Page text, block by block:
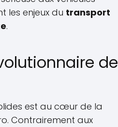
les enjeux du transport
.
de
est au cœur de la
Contrairement aux